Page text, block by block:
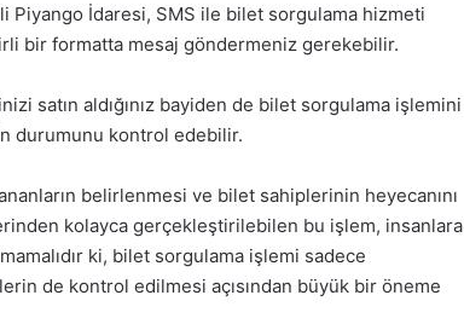
Piyango İdaresi, SMS ile bilet sorgulama hizmeti
bir formatta mesaj göndermeniz gerekebilir.
satın aldığınız bayiden de bilet sorgulama işlemini
durumunu kontrol edebilir.
belirlenmesi ve bilet sahiplerinin heyecanını
kolayca gerçekleştirilebilen bu işlem, insanlara
ki, bilet sorgulama işlemi sadece
de kontrol edilmesi açısından büyük bir öneme